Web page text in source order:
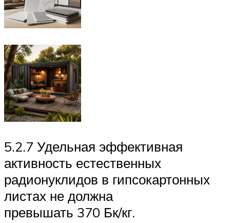
5.2.7 Удельная эффективная
активность естественных
радионуклидов в гипсокартонных
листах не должна
превышать 370 Бк/кг.